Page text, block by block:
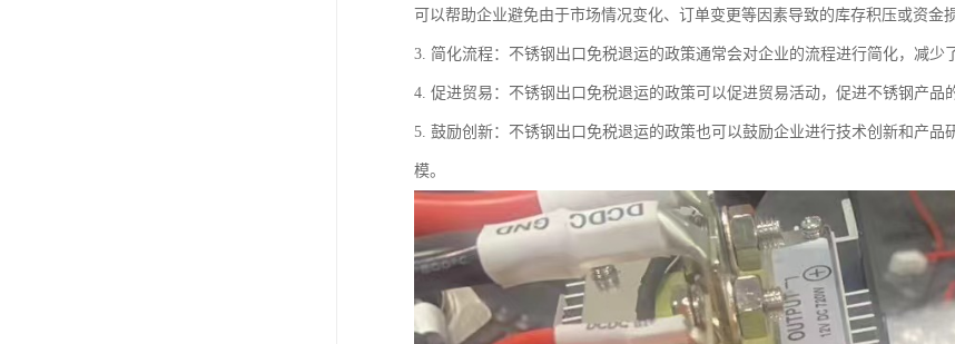
可以帮助企业避免由于市场情况变化、订单变更等因素导致的库存积压或资金损
3. 简化流程：不锈钢出口免税退运的政策通常会对企业的流程进行简化，减少
4. 促进贸易：不锈钢出口免税退运的政策可以促进贸易活动，促进不锈钢产品
5. 鼓励创新：不锈钢出口免税退运的政策也可以鼓励企业进行技术创新和产
模。